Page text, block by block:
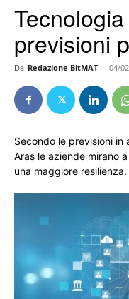
previsioni
Da Redazione BitMAT - 04/
Secondo le previsioni
Aras le aziende mirano
una maggiore resilienza.